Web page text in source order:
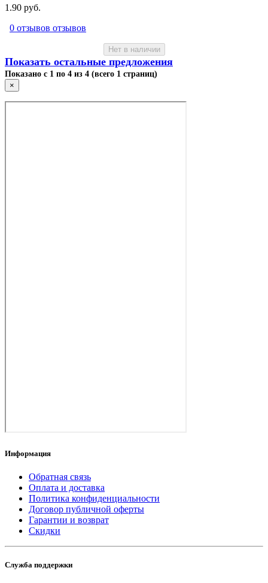
1.90 руб.
0 отзывов отзывов
Нет в наличии
Показать остальные предложения
Показано с 1 по 4 из 4 (всего 1 страниц)
×
Информация
Обратная связь
Оплата и доставка
Политика конфиденциальности
Договор публичной оферты
Гарантии и возврат
Скидки
Служба поддержки